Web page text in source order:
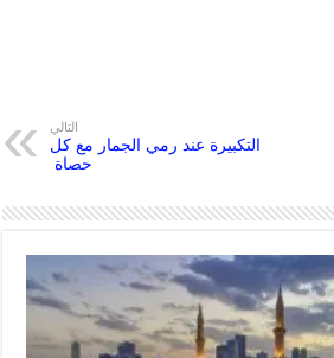
التالي
التكبيرة عند رمي الجمار مع كل
حصاة